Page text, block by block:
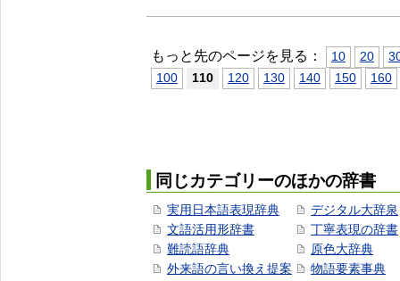
もっと先のページを見る： 10 20
100
110 120 130 140 150 160
同じカテゴリーのほかの辞書
実用日本語表現辞典
文語活用形辞書
難読語辞典
外来語の言い換え提案
デジタル大辞泉
丁寧表現の辞書
原色大辞典
物語要素事典